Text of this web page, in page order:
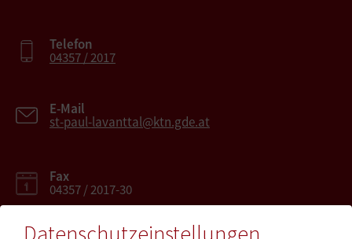
Telefon
04357 / 2017
E-Mail
st-paul-lavanttal@ktn.gde.at
Fax
04357 / 2017-30